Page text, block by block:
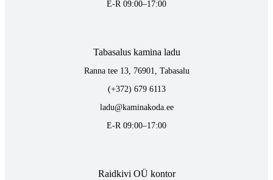
E-R 09:00–17:00
Tabasalus kamina ladu
Ranna tee 13, 76901, Tabasalu
(+372) 679 6113
ladu@kaminakoda.ee
E-R 09:00–17:00
Raidkivi OÜ kontor